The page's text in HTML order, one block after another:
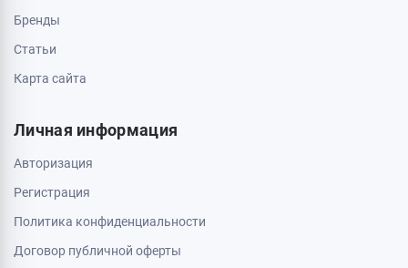
Бренды
Статьи
Карта сайта
Личная информация
Авторизация
Регистрация
Политика конфиденциальности
Договор публичной оферты